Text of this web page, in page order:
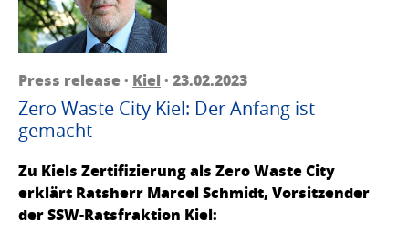
Press release · Kiel · 23.02.2023
Zero Waste City Kiel: Der Anfang ist
gemacht
Zu Kiels Zertifizierung als Zero Waste City
erklärt Ratsherr Marcel Schmidt, Vorsitzender
der SSW-Ratsfraktion Kiel: